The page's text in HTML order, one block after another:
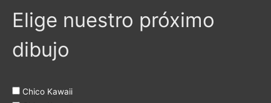
Elige nuestro próximo
dibujo
Chico Kawaii